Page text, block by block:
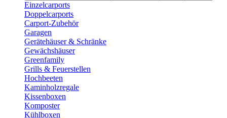
Einzelcarports
Doppelcarports
Carport-Zubehör
Garagen
Gerätehäuser & Schränke
Gewächshäuser
Greenfamily
Grills & Feuerstellen
Hochbeeten
Kaminholzregale
Kissenboxen
Komposter
Kühlboxen